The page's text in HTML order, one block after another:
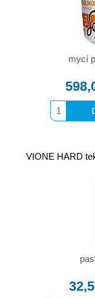
mycí
VIONE HARD